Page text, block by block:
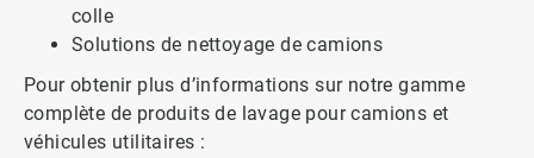
colle
Solutions de nettoyage de camions
Pour obtenir plus d’informations sur notre gamme
complète de produits de lavage pour camions et
véhicules utilitaires :